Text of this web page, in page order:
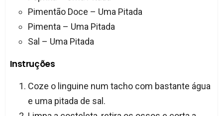
Pimentão Doce – Uma Pitada
Pimenta – Uma Pitada
Sal – Uma Pitada
Instruções
Coze o linguine num tacho com bastante água
e uma pitada de sal.